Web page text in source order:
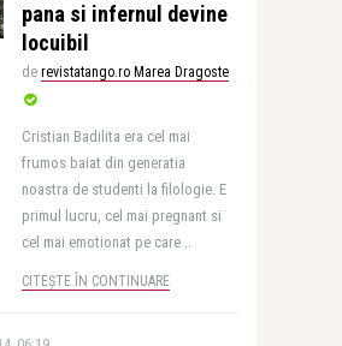
pana si infernul devine
locuibil
de revistatango.ro Marea Dragoste
Cristian Badilita era cel mai
frumos baiat din generatia
noastra de studenti la filologie. E
primul lucru, cel mai pregnant si
cel mai emotionat pe care ..
CITEȘTE ÎN CONTINUARE